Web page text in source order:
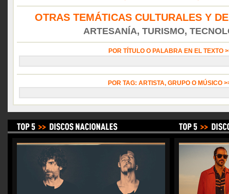
OTRAS TEMÁTICAS CULTURALES Y
ARTESANÍA, TURISMO,
POR TÍTULO O PALABRA EN EL TEXTO
POR TAG: ARTISTA, GRUPO O MÚSICO